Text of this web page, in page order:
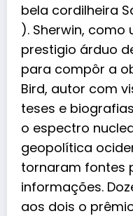
bela cordilheira
). Sherwin, como
prestigio árduo
para compôr a
Bird, autor com
teses e
o espectro
geopolítica
tornaram fontes
informações.
aos dois o